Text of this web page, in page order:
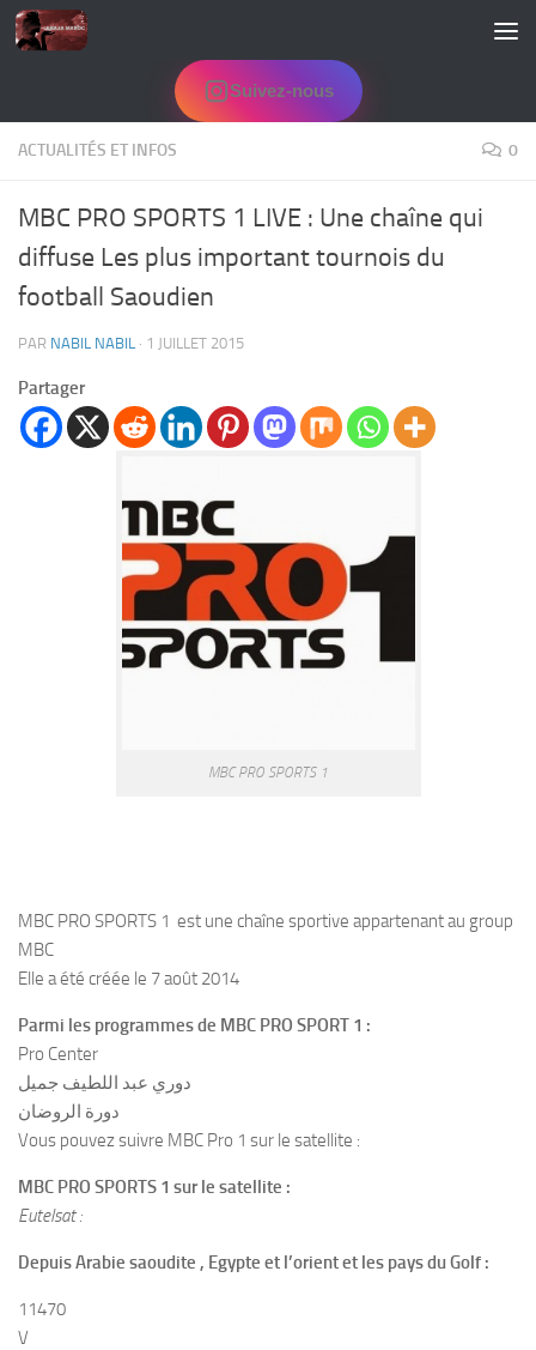
Skip to content
Suivez-nous
ACTUALITÉS ET INFOS 0
MBC PRO SPORTS 1 LIVE : Une chaîne qui
diffuse Les plus important tournois du
football Saoudien
PAR NABIL NABIL · 1 JUILLET 2015
Partager
MBC PRO SPORTS 1
MBC PRO SPORTS 1 est une chaîne sportive appartenant au group
MBC
Elle a été créée le 7 août 2014
Parmi les programmes de MBC PRO SPORT 1 :
Pro Center
دوري عبد اللطيف جميل
دورة الروضان
Vous pouvez suivre MBC Pro 1 sur le satellite :
MBC PRO SPORTS 1 sur le satellite :
Eutelsat :
Depuis Arabie saoudite , Egypte et l’orient et les pays du Golf :
11470
V